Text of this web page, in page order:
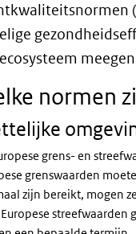
normen
grens- en
grenswaarden
zijn bereikt, mogen